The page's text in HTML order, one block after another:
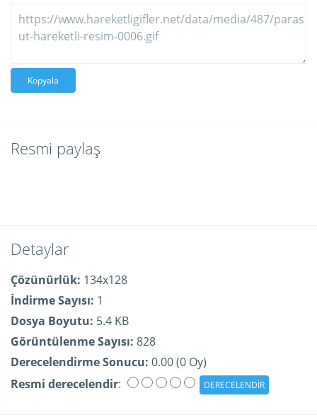
Kopyala
Resmi paylaş
Detaylar
Çözünürlük: 134x128
İndirme Sayısı: 1
Dosya Boyutu: 5.4 KB
Görüntülenme Sayısı: 828
Derecelendirme Sonucu: 0.00 (0 Oy)
Resmi derecelendir: